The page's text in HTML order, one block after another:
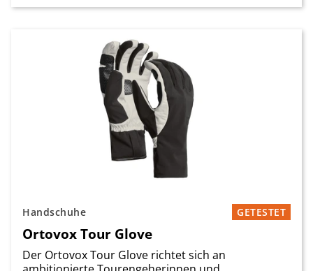
Handschuhe GETESTET
Ortovox Tour Glove
Der Ortovox Tour Glove richtet sich an